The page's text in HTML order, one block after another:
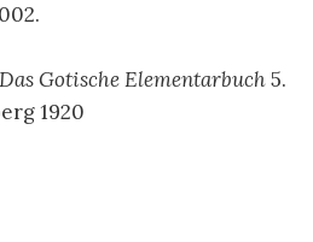
Das Gotische Elementarbuch5.
1920